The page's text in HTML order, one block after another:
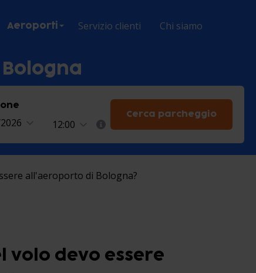
Aeroporti Servizio clienti Chi siamo
12:00
Cerca parcheggio
all'aeroporto di Bologna?
volo devo essere